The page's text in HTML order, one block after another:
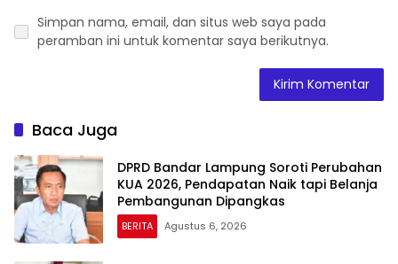
Simpan nama, email, dan situs web saya pada
peramban ini untuk komentar saya berikutnya.
Baca Juga
DPRD Bandar Lampung Soroti Perubahan
KUA 2026, Pendapatan Naik tapi Belanja
Pembangunan Dipangkas
BERITA Agustus 6, 2026